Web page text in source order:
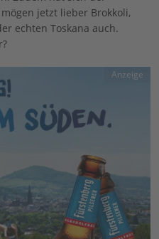
jetzt lieber Brokkoli,
echten Toskana auch.
Anzeige